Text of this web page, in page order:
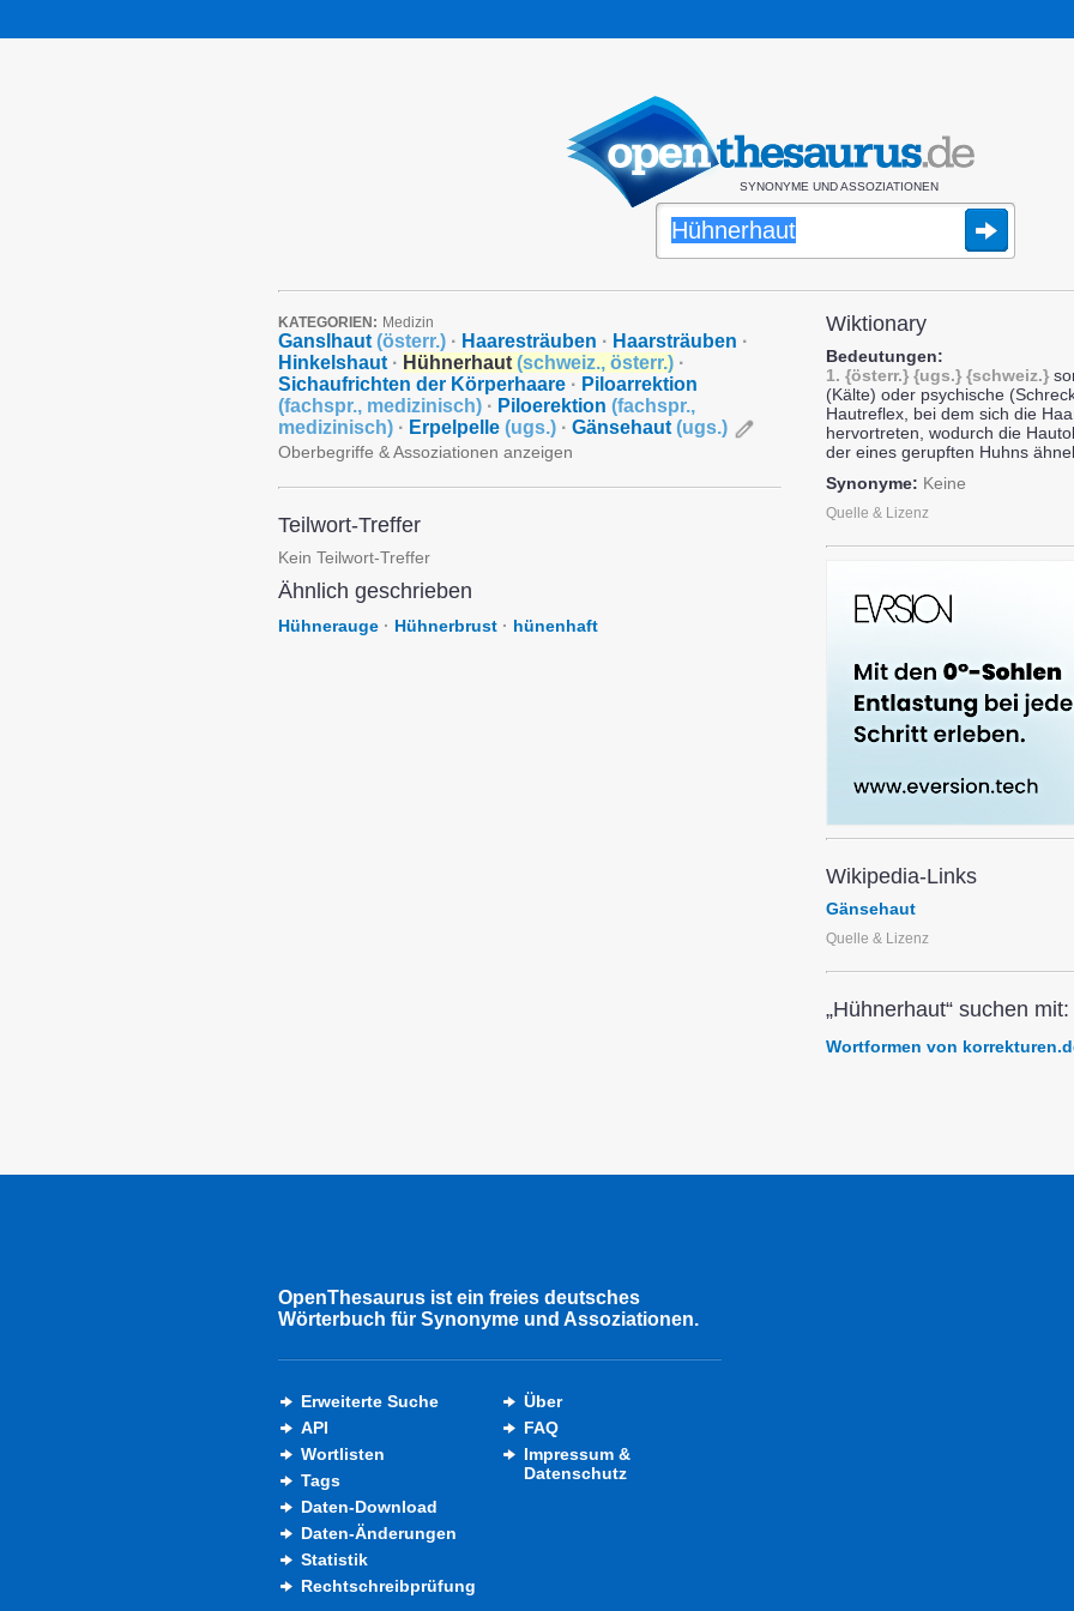
SYNONYME UND ASSOZIATIONEN
KATEGORIEN: Medizin
Ganslhaut (österr.) · Haaresträuben · Haarsträuben ·
Hinkelshaut · Hühnerhaut (schweiz., österr.) ·
Sichaufrichten der Körperhaare · Piloarrektion
(fachspr., medizinisch) · Piloerektion (fachspr.,
medizinisch) · Erpelpelle (ugs.) · Gänsehaut (ugs.)
Oberbegriffe & Assoziationen anzeigen
Teilwort-Treffer
Kein Teilwort-Treffer
Ähnlich geschrieben
Hühnerauge · Hühnerbrust · hünenhaft
Wiktionary
Bedeutungen:
1. {österr.} {ugs.} {schweiz.}
(Kälte) oder psychische
Hautreflex, bei dem sich die
hervortreten, wodurch die
der eines gerupften Huhns
Synonyme: Keine
Quelle & Lizenz
Wikipedia-Links
Gänsehaut
Quelle & Lizenz
„Hühnerhaut“ suchen mit:
Wortformen von
OpenThesaurus ist ein freies deutsches
Wörterbuch für Synonyme und Assoziationen.
Erweiterte Suche
API
Wortlisten
Tags
Daten-Download
Daten-Änderungen
Statistik
Rechtschreibprüfung
Über
FAQ
Impressum &
Datenschutz